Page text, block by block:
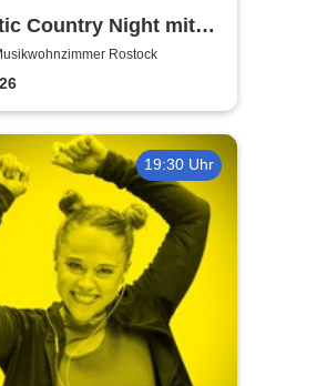
Country Night mit
& David
| Musikwohnzimmer
Rostock
19:30 Uhr